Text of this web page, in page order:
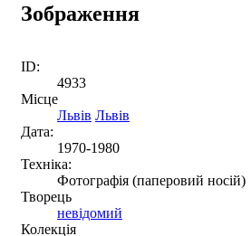
Зображення
ID:
4933
Місце
Львів Львів
Дата:
1970-1980
Техніка:
Фотографія (паперовий носій)
Творець
невідомий
Колекція